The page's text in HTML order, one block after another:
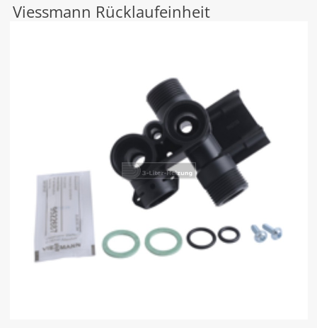
Viessmann Rücklaufeinheit